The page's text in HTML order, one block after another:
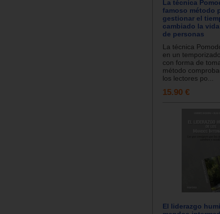
La técnica
famoso método
gestionar el
cambiado la
de personas
La técnica
en un
con forma de
método
los lectores po...
15.90 €
El liderazgo